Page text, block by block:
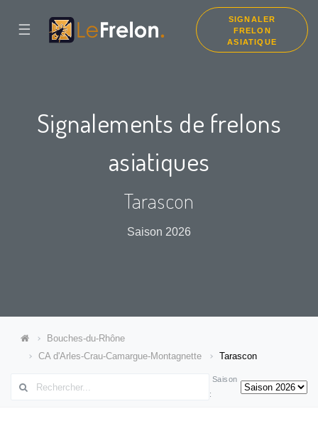
☰
SIGNALER
FRELON
ASIATIQUE
Signalements de frelons
asiatiques
Tarascon
Saison 2026
Bouches-du-Rhône
CA d'Arles-Crau-Camargue-Montagnette
Tarascon
Saison
: